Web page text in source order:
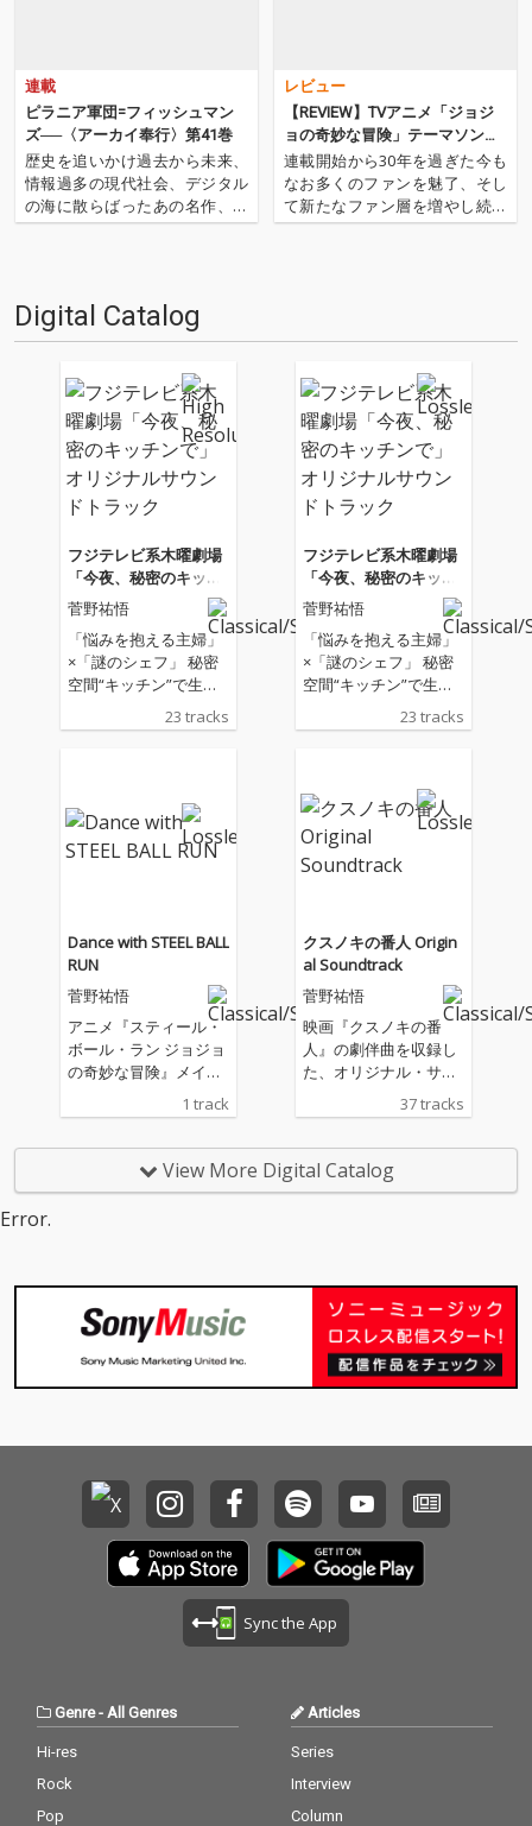
連載
ピラニア軍団=フィッシュマン
ズ──〈アーカイ奉行〉第41巻
歴史を追いかけ過去から未来、
情報過多の現代社会、デジタル
の海に散らばったあの名作、こ
の名作たちをひとつにまとめる
は…'''1.過去作の最新リマスター
音源 2.これまで未配信…
レビュー
【REVIEW】TVアニメ「ジョジ
ョの奇妙な冒険」テーマソン
グ・ベスト発売 & 過去のサント
ラが一挙配信スタート!!
連載開始から30年を過ぎた今も
なお多くのファンを魅了、そし
て新たなファン層を増やし続け
ている漫画「ジョジョの奇妙な
ベスト盤の配信がスタート…
Digital Catalog
フジテレビ系木曜劇場
「今夜、秘密のキッチ
ンで」オリジナルサウ
ンドトラック
菅野祐悟
「悩みを抱える主婦」
×「謎のシェフ」 秘密
空間“キッチン”で生ま
れる“ときめき” 大人の
ファンタジック・ラブ
ジナルサウンドトラッ
ク音楽：菅野祐悟
23 tracks
フジテレビ系木曜劇場
「今夜、秘密のキッチ
ンで」オリジナルサウ
ンドトラック
菅野祐悟
「悩みを抱える主婦」
×「謎のシェフ」 秘密
空間“キッチン”で生ま
れる“ときめき” 大人の
ファンタジック・ラブ
密のキッチンで」オリ
ジナルサウンドトラッ
ク音楽：菅野祐悟
23 tracks
Dance with STEEL BALL
RUN
菅野祐悟
アニメ『スティール・
ボール・ラン ジョジョ
の奇妙な冒険』メイン
1 track
クスノキの番人 Origin
al Soundtrack
菅野祐悟
映画『クスノキの番
人』の劇伴曲を収録し
た、オリジナル・サウ
37 tracks
View More Digital Catalog
Error.
Sync the App
Genre- All Genres
Hi-res
Rock
Pop
Articles
Series
Interview
Column